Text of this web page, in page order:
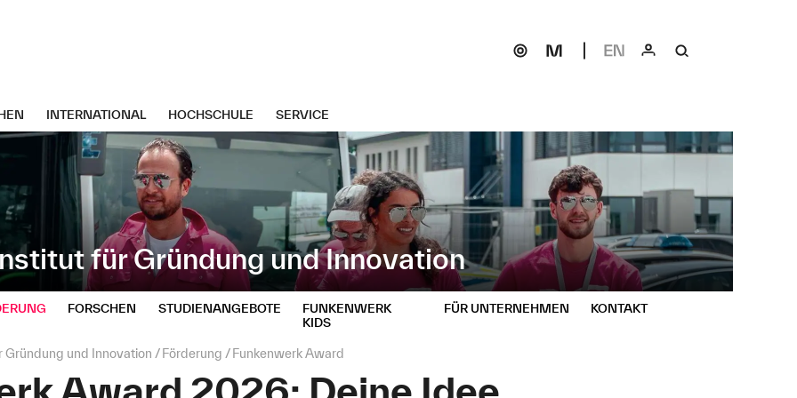
für Gründung und Innovation
INTERNATIONAL HOCHSCHULE SERVICE
FORSCHEN STUDIENANGEBOTE
FUNKENWERK
KIDS
FÜR UNTERNEHMEN KONTAKT
und Innovation Förderung Funkenwerk Award